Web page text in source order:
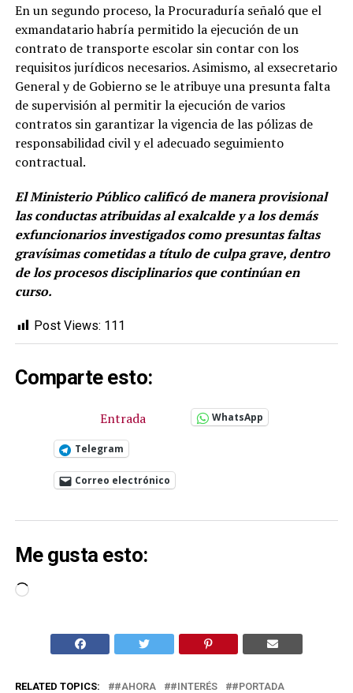
En un segundo proceso, la Procuraduría señaló que el
exmandatario habría permitido la ejecución de un
contrato de transporte escolar sin contar con los
requisitos jurídicos necesarios. Asimismo, al exsecretario
General y de Gobierno se le atribuye una presunta falta
de supervisión al permitir la ejecución de varios
contratos sin garantizar la vigencia de las pólizas de
responsabilidad civil y el adecuado seguimiento
contractual.
El Ministerio Público calificó de manera provisional
las conductas atribuidas al exalcalde y a los demás
exfuncionarios investigados como presuntas faltas
gravísimas cometidas a título de culpa grave, dentro
de los procesos disciplinarios que continúan en
curso.
Post Views: 111
Comparte esto:
Entrada WhatsApp
Telegram
Correo electrónico
Me gusta esto:
Cargando...
RELATED TOPICS: #AHORA #INTERÉS
#PORTADA